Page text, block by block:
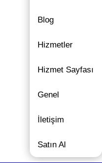
Blog
Hizmetler
Hizmet Sayfası
Genel
İletişim
Satın Al